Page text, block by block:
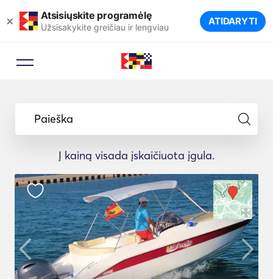
× Atsisiųskite programėlę
Užsisakykite greičiau ir lengviau ATIDARYTI
Paieška
Į kainą visada įskaičiuota įgula.